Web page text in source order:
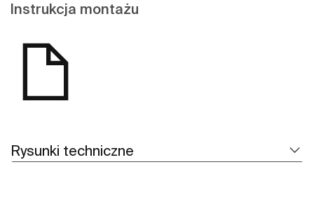
Instrukcja montażu
Rysunki techniczne